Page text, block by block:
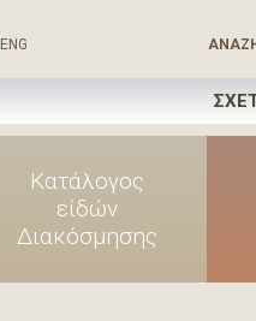
ENG
Κατάλογος
είδών
Διακόσμησης